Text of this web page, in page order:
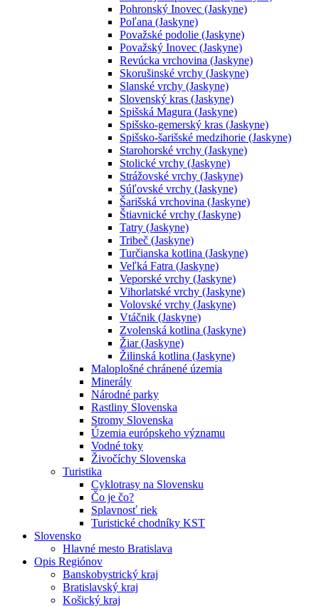
Pohronský Inovec (Jaskyne)
Poľana (Jaskyne)
Považské podolie (Jaskyne)
Považský Inovec (Jaskyne)
Revúcka vrchovina (Jaskyne)
Skorušinské vrchy (Jaskyne)
Slanské vrchy (Jaskyne)
Slovenský kras (Jaskyne)
Spišská Magura (Jaskyne)
Spišsko-gemerský kras (Jaskyne)
Spišsko-šarišské medzihorie (Jaskyne)
Starohorské vrchy (Jaskyne)
Stolické vrchy (Jaskyne)
Strážovské vrchy (Jaskyne)
Súľovské vrchy (Jaskyne)
Šarišská vrchovina (Jaskyne)
Štiavnické vrchy (Jaskyne)
Tatry (Jaskyne)
Tribeč (Jaskyne)
Turčianska kotlina (Jaskyne)
Veľká Fatra (Jaskyne)
Veporské vrchy (Jaskyne)
Vihorlatské vrchy (Jaskyne)
Volovské vrchy (Jaskyne)
Vtáčnik (Jaskyne)
Zvolenská kotlina (Jaskyne)
Žiar (Jaskyne)
Žilinská kotlina (Jaskyne)
Maloplošné chránené územia
Minerály
Národné parky
Rastliny Slovenska
Stromy Slovenska
Územia európskeho významu
Vodné toky
Živočíchy Slovenska
Turistika
Cyklotrasy na Slovensku
Čo je čo?
Splavnosť riek
Turistické chodníky KST
Slovensko
Hlavné mesto Bratislava
Opis Regiónov
Banskobystrický kraj
Bratislavský kraj
Košický kraj